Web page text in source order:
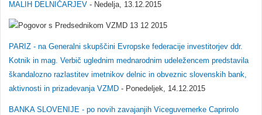
MALIH DELNIČARJEV - Nedelja, 13.12.2015
PARIZ - na Generalni skupščini Evropske federacije investitorjev ddr.
Kotnik in mag. Verbič uglednim mednarodnim udeležencem predstavila
škandalozno razlastitev imetnikov delnic in obveznic slovenskih bank,
aktivnosti in prizadevanja VZMD - Ponedeljek, 14.12.2015
BANKA SLOVENIJE - po novih zavajanjih Viceguvernerke Caprirolo